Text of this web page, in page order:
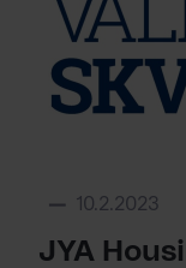
10.2.2023
JYA